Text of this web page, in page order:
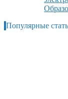
Популярные